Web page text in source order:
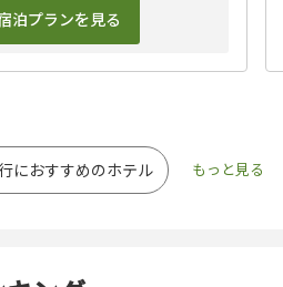
泊プランを見る
におすすめのホテル